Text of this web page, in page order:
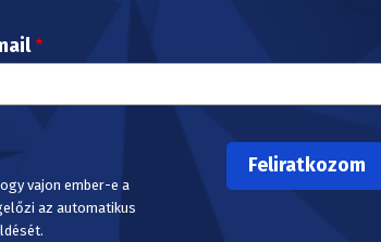
vajon ember-e a
az automatikus